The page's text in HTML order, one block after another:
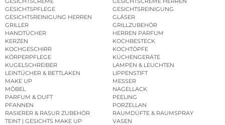
GESICHTSPFLEGE
GESICHTSREINIGUNG
GESICHTSREINIGUNG HERREN
GLÄSER
GRILLER
GRILLZUBEHÖR
HANDTÜCHER
HERREN PARFUM
KERZEN
KOCHBESTECK
KOCHGESCHIRR
KOCHTÖPFE
KÖRPERPFLEGE
KÜCHENGERÄTE
KUGELSCHREIBER
LAMPEN & LEUCHTEN
LEINTÜCHER & BETTLAKEN
LIPPENSTIFT
MAKE UP
MESSER
MÖBEL
NAGELLACK
PARFUM & DUFT
PEELING
PFANNEN
PORZELLAN
RASIERER & RASUR ZUBEHÖR
RAUMDÜFTE & RAUMSPRAY
TEINT | GESICHTS MAKE UP
VASEN